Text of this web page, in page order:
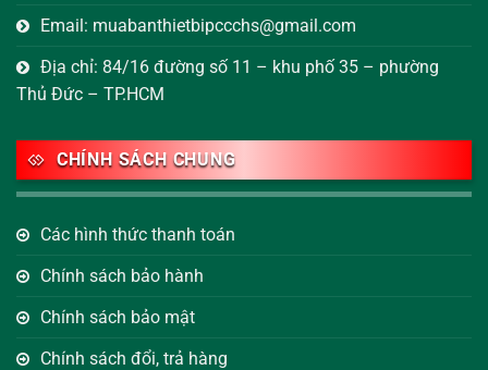
Email: muabanthietbipccchs@gmail.com
Địa chỉ: 84/16 đường số 11 – khu phố 35 – phường
Thủ Đức – TP.HCM
CHÍNH SÁCH CHUNG
Các hình thức thanh toán
Chính sách bảo hành
Chính sách bảo mật
Chính sách đổi, trả hàng